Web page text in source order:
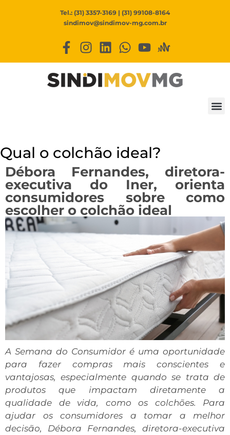
Tel.: (31) 3357-3169 | (31) 99108-8164
sindimov@sindimov-mg.com.br
Qual o colchão ideal?
Débora Fernandes, diretora-
executiva do Iner, orienta
consumidores sobre como
escolher o colchão ideal
A Semana do Consumidor é uma oportunidade
para fazer compras mais conscientes e
vantajosas, especialmente quando se trata de
produtos que impactam diretamente a
qualidade de vida, como os colchões. Para
ajudar os consumidores a tomar a melhor
decisão, Débora Fernandes, diretora-executiva